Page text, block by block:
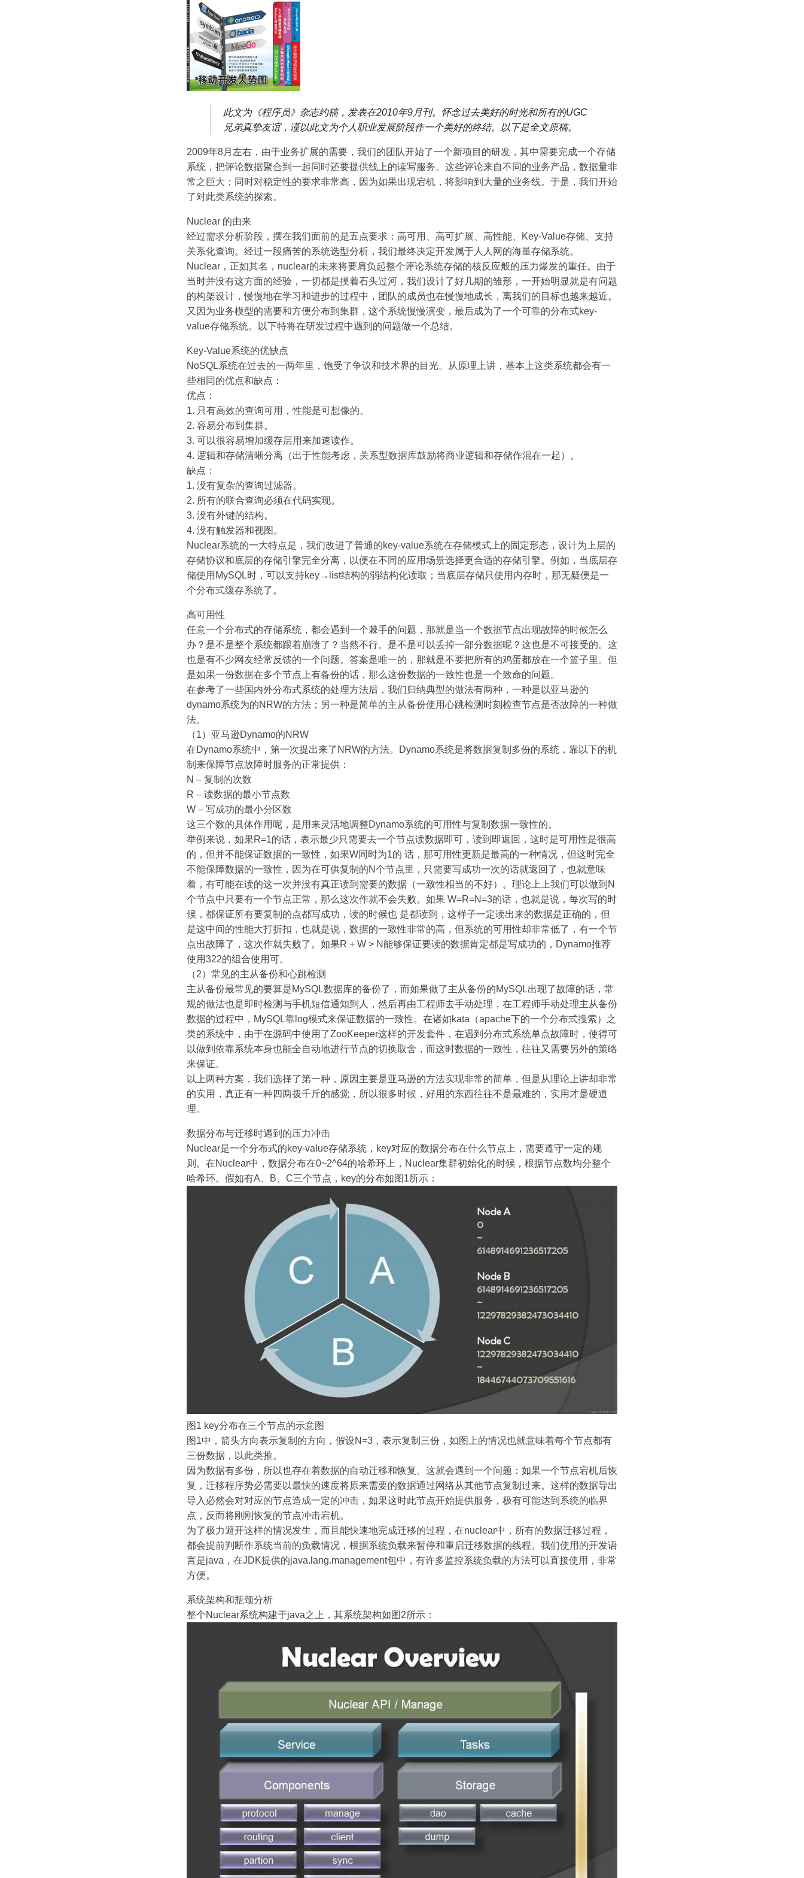
此文为《程序员》杂志约稿，发表在2010年9月刊。怀念过去美好的时光和所有的UGC
兄弟真挚友谊，谨以此文为个人职业发展阶段作一个美好的终结。以下是全文原稿。
2009年8月左右，由于业务扩展的需要，我们的团队开始了一个新项目的研发，其中需要完成一个存储
系统，把评论数据聚合到一起同时还要提供线上的读写服务。这些评论来自不同的业务产品，数据量非
常之巨大；同时对稳定性的要求非常高，因为如果出现宕机，将影响到大量的业务线。于是，我们开始
了对此类系统的探索。
Nuclear 的由来
经过需求分析阶段，摆在我们面前的是五点要求：高可用、高可扩展、高性能、Key-Value存储、支持
关系化查询。经过一段痛苦的系统选型分析，我们最终决定开发属于人人网的海量存储系统。
Nuclear，正如其名，nuclear的未来将要肩负起整个评论系统存储的核反应般的压力爆发的重任。由于
当时并没有这方面的经验，一切都是摸着石头过河，我们设计了好几期的雏形，一开始明显就是有问题
的构架设计，慢慢地在学习和进步的过程中，团队的成员也在慢慢地成长，离我们的目标也越来越近。
又因为业务模型的需要和方便分布到集群，这个系统慢慢演变，最后成为了一个可靠的分布式key-
value存储系统。以下特将在研发过程中遇到的问题做一个总结。
Key-Value系统的优缺点
NoSQL系统在过去的一两年里，饱受了争议和技术界的目光。从原理上讲，基本上这类系统都会有一
些相同的优点和缺点：
优点：
1. 只有高效的查询可用，性能是可想像的。
2. 容易分布到集群。
3. 可以很容易增加缓存层用来加速读作。
4. 逻辑和存储清晰分离（出于性能考虑，关系型数据库鼓励将商业逻辑和存储作混在一起）。
缺点：
1. 没有复杂的查询过滤器。
2. 所有的联合查询必须在代码实现。
3. 没有外键的结构。
4. 没有触发器和视图。
Nuclear系统的一大特点是，我们改进了普通的key-value系统在存储模式上的固定形态，设计为上层的
存储协议和底层的存储引擎完全分离，以便在不同的应用场景选择更合适的存储引擎。例如，当底层存
储使用MySQL时，可以支持key→list结构的弱结构化读取；当底层存储只使用内存时，那无疑便是一
个分布式缓存系统了。
高可用性
任意一个分布式的存储系统，都会遇到一个棘手的问题，那就是当一个数据节点出现故障的时候怎么
办？是不是整个系统都跟着崩溃了？当然不行。是不是可以丢掉一部分数据呢？这也是不可接受的。这
也是有不少网友经常反馈的一个问题。答案是唯一的，那就是不要把所有的鸡蛋都放在一个篮子里。但
是如果一份数据在多个节点上有备份的话，那么这份数据的一致性也是一个致命的问题。
在参考了一些国内外分布式系统的处理方法后，我们归纳典型的做法有两种，一种是以亚马逊的
dynamo系统为的NRW的方法；另一种是简单的主从备份使用心跳检测时刻检查节点是否故障的一种做
法。
（1）亚马逊Dynamo的NRW
在Dynamo系统中，第一次提出来了NRW的方法。Dynamo系统是将数据复制多份的系统，靠以下的机
制来保障节点故障时服务的正常提供：
N – 复制的次数
R – 读数据的最小节点数
W – 写成功的最小分区数
这三个数的具体作用呢，是用来灵活地调整Dynamo系统的可用性与复制数据一致性的。
举例来说，如果R=1的话，表示最少只需要去一个节点读数据即可，读到即返回，这时是可用性是很高
的，但并不能保证数据的一致性，如果W同时为1的 话，那可用性更新是最高的一种情况，但这时完全
不能保障数据的一致性，因为在可供复制的N个节点里，只需要写成功一次的话就返回了，也就意味
着，有可能在读的这一次并没有真正读到需要的数据（一致性相当的不好）。理论上上我们可以做到N
个节点中只要有一个节点正常，那么这次作就不会失败。如果 W=R=N=3的话，也就是说，每次写的时
候，都保证所有要复制的点都写成功，读的时候也 是都读到，这样子一定读出来的数据是正确的，但
是这中间的性能大打折扣，也就是说，数据的一致性非常的高，但系统的可用性却非常低了，有一个节
点出故障了，这次作就失败了。如果R + W > N能够保证要读的数据肯定都是写成功的，Dynamo推荐
使用322的组合使用可。
（2）常见的主从备份和心跳检测
主从备份最常见的要算是MySQL数据库的备份了，而如果做了主从备份的MySQL出现了故障的话，常
规的做法也是即时检测与手机短信通知到人，然后再由工程师去手动处理，在工程师手动处理主从备份
数据的过程中，MySQL靠log模式来保证数据的一致性。在诸如kata（apache下的一个分布式搜索）之
类的系统中，由于在源码中使用了ZooKeeper这样的开发套件，在遇到分布式系统单点故障时，使得可
以做到依靠系统本身也能全自动地进行节点的切换取舍，而这时数据的一致性，往往又需要另外的策略
来保证。
以上两种方案，我们选择了第一种，原因主要是亚马逊的方法实现非常的简单，但是从理论上讲却非常
的实用，真正有一种四两拨千斤的感觉，所以很多时候，好用的东西往往不是最难的，实用才是硬道
理。
数据分布与迁移时遇到的压力冲击
Nuclear是一个分布式的key-value存储系统，key对应的数据分布在什么节点上，需要遵守一定的规
则。在Nuclear中，数据分布在0~2^64的哈希环上，Nuclear集群初始化的时候，根据节点数均分整个
哈希环。假如有A、B、C三个节点，key的分布如图1所示：
图1 key分布在三个节点的示意图
图1中，箭头方向表示复制的方向，假设N=3，表示复制三份，如图上的情况也就意味着每个节点都有
三份数据，以此类推。
因为数据有多份，所以也存在着数据的自动迁移和恢复。这就会遇到一个问题：如果一个节点宕机后恢
复，迁移程序势必需要以最快的速度将原来需要的数据通过网络从其他节点复制过来。这样的数据导出
导入必然会对对应的节点造成一定的冲击，如果这时此节点开始提供服务，极有可能达到系统的临界
点，反而将刚刚恢复的节点冲击宕机。
为了极力避开这样的情况发生，而且能快速地完成迁移的过程，在nuclear中，所有的数据迁移过程，
都会提前判断作系统当前的负载情况，根据系统负载来暂停和重启迁移数据的线程。我们使用的开发语
言是java，在JDK提供的java.lang.management包中，有许多监控系统负载的方法可以直接使用，非常
方便。
系统架构和瓶颈分析
整个Nuclear系统构建于java之上，其系统架构如图2所示：